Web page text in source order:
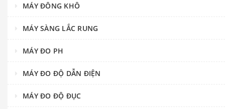
MÁY ĐÔNG KHÔ
MÁY SÀNG LẮC RUNG
MÁY ĐO PH
MÁY ĐO ĐỘ DẪN ĐIỆN
MÁY ĐO ĐỘ ĐỤC